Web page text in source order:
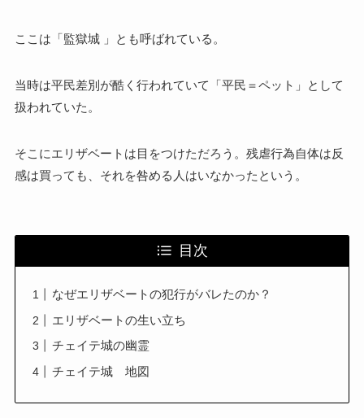
ここは「監獄城 」とも呼ばれている。
当時は平民差別が酷く行われていて「平民＝ペット」として
扱われていた。
そこにエリザベートは目をつけただろう。残虐行為自体は反
感は買っても、それを咎める人はいなかったという。
目次
なぜエリザベートの犯行がバレたのか？
エリザベートの生い立ち
チェイテ城の幽霊
チェイテ城 地図